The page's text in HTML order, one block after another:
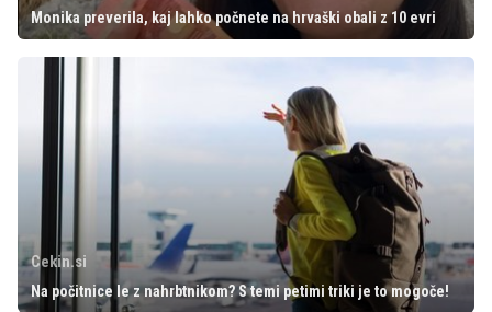
Monika preverila, kaj lahko počnete na hrvaški obali z 10 evri
Cekin.si
Na počitnice le z nahrbtnikom? S temi petimi triki je to mogoče!